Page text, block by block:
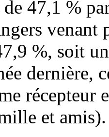
47,1 %
%, soit
dernière,
récepteur
et amis).